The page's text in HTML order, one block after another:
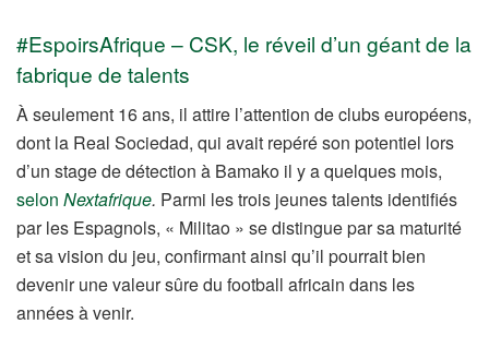
#EspoirsAfrique – CSK, le réveil d’un géant de la
fabrique de talents
À seulement 16 ans, il attire l’attention de clubs européens,
dont la Real Sociedad, qui avait repéré son potentiel lors
d’un stage de détection à Bamako il y a quelques mois,
selon Nextafrique. Parmi les trois jeunes talents identifiés
par les Espagnols, « Militao » se distingue par sa maturité
et sa vision du jeu, confirmant ainsi qu’il pourrait bien
devenir une valeur sûre du football africain dans les
années à venir.